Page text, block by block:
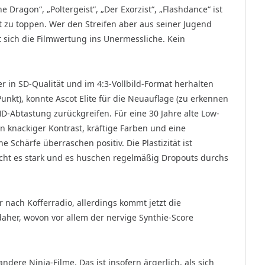
„Poltergeist“, „Der Exorzist“, „Flashdance“ ist
toppen. Wer den Streifen aber aus seiner Jugend
die Filmwertung ins Unermessliche. Kein
in SD-Qualität und im 4:3-Vollbild-Format herhalten
konnte Ascot Elite für die Neuauflage (zu erkennen
Abtastung zurückgreifen. Für eine 30 Jahre alte Low-
knackiger Kontrast, kräftige Farben und eine
Schärfe überraschen positiv. Die Plastizität ist
es stark und es huschen regelmäßig Dropouts durchs
nach Kofferradio, allerdings kommt jetzt die
wovon vor allem der nervige Synthie-Score
Ninja-Filme. Das ist insofern ärgerlich, als sich